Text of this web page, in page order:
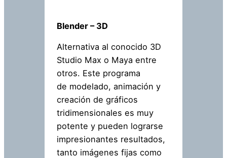
Blender – 3D
Alternativa al conocido 3D
Studio Max o Maya entre
otros. Este programa
de modelado, animación y
creación de gráficos
tridimensionales es muy
potente y pueden lograrse
impresionantes resultados,
tanto imágenes fijas como